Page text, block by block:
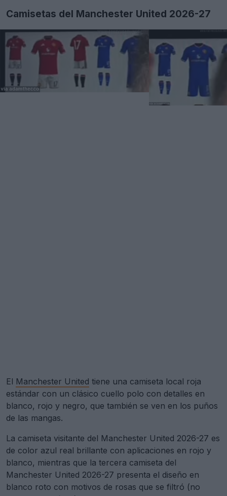
Camisetas del Manchester United 2026-27
El Manchester United tiene una camiseta local roja
estándar con un clásico cuello polo con detalles en
blanco, rojo y negro, que también se ven en los puños
de las mangas.
La camiseta visitante del Manchester United 2026-27 es
de color azul real brillante con aplicaciones en rojo y
blanco, mientras que la tercera camiseta del
Manchester United 2026-27 presenta el diseño en
blanco roto con motivos de rosas que se filtró (no